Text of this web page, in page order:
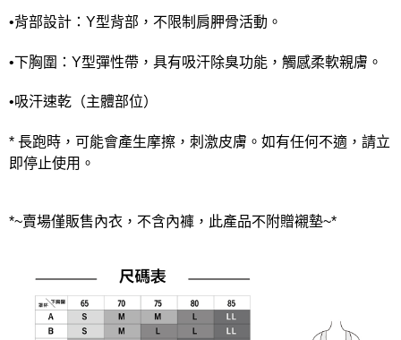
•背部設計：Y型背部，不限制肩胛骨活動。
•下胸圍：Y型彈性帶，具有吸汗除臭功能，觸感柔軟親膚。
•吸汗速乾（主體部位）
* 長跑時，可能會產生摩擦，刺激皮膚。如有任何不適，請立
即停止使用。
*~賣場僅販售內衣，不含內褲，此產品不附贈襯墊~*